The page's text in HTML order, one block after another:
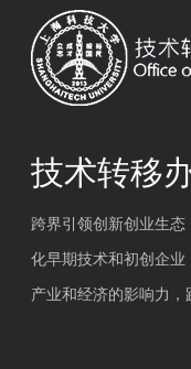
技术转移
跨界引领创新创业生
化早期技术和初创企
产业和经济的影响力，